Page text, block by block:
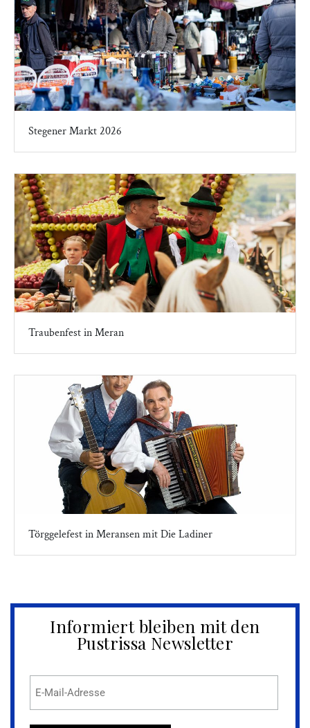
Stegener Markt 2026
Traubenfest in Meran
Törggelefest in Meransen mit Die Ladiner
Informiert bleiben mit den
Pustrissa Newsletter